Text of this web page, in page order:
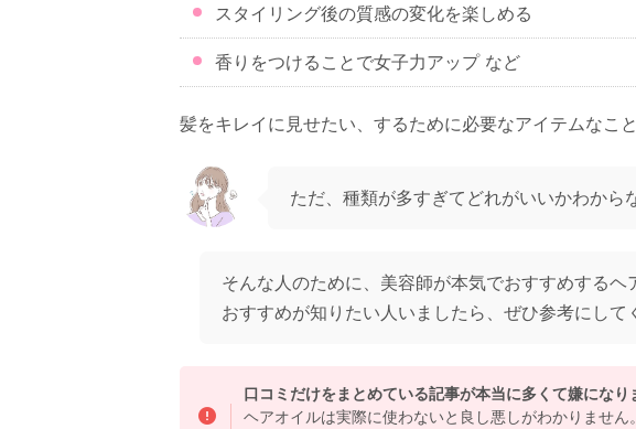
スタイリング後の質感の変化を楽しめる
香りをつけることで女子力アップ など
髪をキレイに見せたい、するために必要なアイテムなこ
ただ、種類が多すぎてどれがいいかわから
そんな人のために、美容師が本気でおすすめするヘ
おすすめが知りたい人いましたら、ぜひ参考にして
口コミだけをまとめている記事が本当に多くて嫌になり
ヘアオイルは実際に使わないと良し悪しがわかりません。